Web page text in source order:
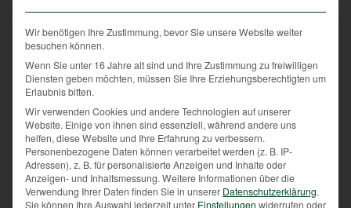
Die Landwirte erhalten speziell für ihre Region
gemischtes Saatgut, um Wildäcker oder
Winterbegrünungen anzubauen und anzulegen. Damit
wird den Wildtieren Nahrung und Deckung angeboten.
Auch werden Hecken angelegt und Waldränder neu
bepflanzt und als Ruhezonen festgelegt. Das bedeutet,
dass Jägerinnen und Jäger, auch wenn sich in diesen
Zonen Tiere aufhalten, dort nicht jagen.
Wir benötigen Ihre Zustimmung, bevor Sie unsere Website weiter
besuchen können.
Wenn Sie unter 16 Jahre alt sind und Ihre Zustimmung zu freiwilligen
Diensten geben möchten, müssen Sie Ihre Erziehungsberechtigten um
Erlaubnis bitten.
Wir verwenden Cookies und andere Technologien auf unserer
Website. Einige von ihnen sind essenziell, während andere uns
helfen, diese Website und Ihre Erfahrung zu verbessern.
Personenbezogene Daten können verarbeitet werden (z. B. IP-
Adressen), z. B. für personalisierte Anzeigen und Inhalte oder
Anzeigen- und Inhaltsmessung. Weitere Informationen über die
Verwendung Ihrer Daten finden Sie in unserer Datenschutzerklärung.
Sie können Ihre Auswahl jederzeit unter Einstellungen widerrufen oder